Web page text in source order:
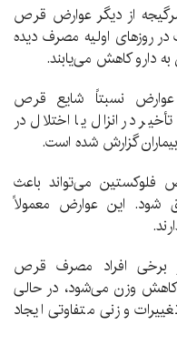
از دیگر عوارض قرص
روزهای اولیه مصرف دیده
دارو کاهش می‌یابند.
نسبتاً شایع قرص
در انزال یا اختلال در
گزارش شده است.
فلوکستین می‌تواند باعث
شود. این عوارض معمولاً
برخی افراد مصرف قرص
وزن می‌شود، در حالی
وزنی متفاوتی ایجاد